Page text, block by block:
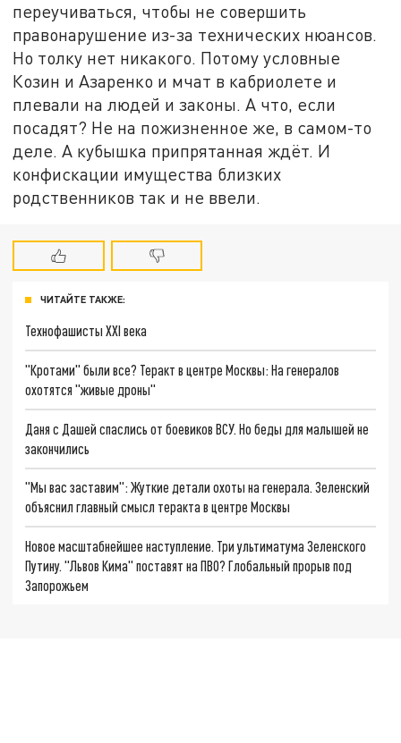
переучиваться, чтобы не совершить
правонарушение из-за технических нюансов.
Но толку нет никакого. Потому условные
Козин и Азаренко и мчат в кабриолете и
плевали на людей и законы. А что, если
посадят? Не на пожизненное же, в самом-то
деле. А кубышка припрятанная ждёт. И
конфискации имущества близких
родственников так и не ввели.
ЧИТАЙТЕ ТАКЖЕ:
Технофашисты XXI века
"Кротами" были все? Теракт в центре Москвы: На генералов
охотятся "живые дроны"
Даня с Дашей спаслись от боевиков ВСУ. Но беды для малышей не
закончились
"Мы вас заставим": Жуткие детали охоты на генерала. Зеленский
объяснил главный смысл теракта в центре Москвы
Новое масштабнейшее наступление. Три ультиматума Зеленского
Путину. "Львов Кима" поставят на ПВО? Глобальный прорыв под
Запорожьем